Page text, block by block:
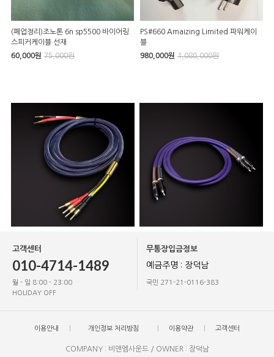
(폐업정리)조노톤 6n sp5500 바이어링
스피커케이블 선재
60,000원 75,000원
PS#660 Amaizing Limited 파워케이
블
980,000원 1,080,000원
고객센터
010-4714-1489
월 - 일 8:00 - 23:00
HOLIDAY OFF
무통장입금정보
예금주명 : 장덕남
국민 271-21-0116-383
이용안내 개인정보 처리방침 이용약관 고객센터
COMPANY : 비앤엠사운드 / OWNER : 장덕남